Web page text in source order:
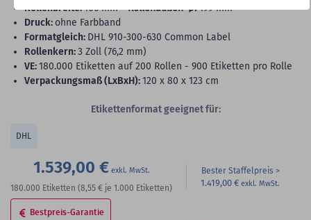
Rollenbreite:106 mm -Rollenaußen-Ø:199 mm
Druck: ohne Farbband
Formatgleich: DHL 910-300-630 Common Label
Rollenkern:3 Zoll (76,2 mm)
VE:180.000 Etiketten auf 200 Rollen - 900 Etiketten pro Rolle
Verpackungsmaß (LxBxH):120 x 80 x 123 cm
Etikettenformat geeignet für:
DHL
1.539,00 €
180.000 Etiketten (8,55 € je 1.000 Etiketten)
Bester Staffelpreis
1.419,00 €
Bestpreis-Garantie